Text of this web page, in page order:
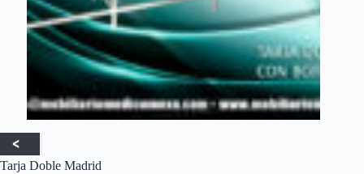
Tarja Doble Madrid